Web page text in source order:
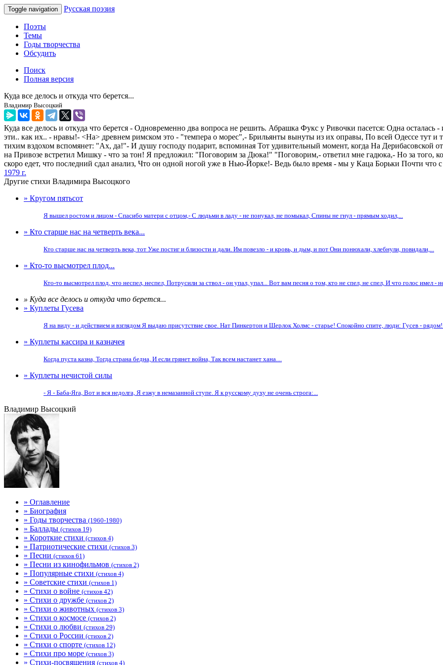
Toggle navigation Русская поэзия
Поэты
Темы
Годы творчества
Обсудить
Поиск
Полная версия
Куда все делось и откуда что берется...
Владимир Высоцкий
Куда все делось и откуда что берется - Одновременно два вопроса не решить. Абрашка Фукс у Ривочки пасется: Одна
эти.. как их.. - нравы!- <На> древнем римском это - "темпера о морес",- Брильянты вынуты из их оправы, По всей Одессе тут и
тихим вздохом вспомянет: "Ах, да!"- И душу господу подарит, вспоминая Тот удивительный момент, когда На Дерибасовской
на Привозе встретил Мишку - что за тон! Я предложил: "Поговорим за Дюка!" "Поговорим,- ответил мне гадюка,- Но за того,
скоро едет, что последний сдал анализ, Что он одной ногой уже в Нью-Йорке!- Ведь было время - мы у Каца Борьки Почти что
1979 г.
Другие стихи Владимира Высоцкого
» Кругом пятьсот
Я вышел ростом и лицом - Спасибо матери с отцом,- С людьми в ладу - не понукал, не помыкал, Спины не гнул - прямым ходил,...
» Кто старше нас на четверть века...
Кто старше нас на четверть века, тот Уже постиг и близости и дали. Им повезло - и кровь, и дым, и пот Они понюхали, хлебнули, повидали,...
» Кто-то высмотрел плод...
Кто-то высмотрел плод, что неспел, неспел, Потрусили за ствол - он упал, упал... Вот вам песня о том, кто не спел, не спел, И что голос имел -
» Куда все делось и откуда что берется...
» Куплеты Гусева
Я на виду - и действием и взглядом Я выдаю присутствие свое. Нат Пинкертон и Шерлок Холмс - старье! Спокойно спите, люди: Гусев -
» Куплеты кассира и казначея
Когда пуста казна, Тогда страна бедна, И если грянет война, Так всем настанет хана....
» Куплеты нечистой силы
- Я - Баба-Яга, Вот и вся недолга, Я езжу в немазанной ступе. Я к русскому духу не очень строга:...
Владимир Высоцкий
» Оглавление
» Биография
» Годы творчества (1960-1980)
» Баллады (стихов 19)
» Короткие стихи (стихов 4)
» Патриотические стихи (стихов 3)
» Песни (стихов 61)
» Песни из кинофильмов (стихов 2)
» Популярные стихи (стихов 4)
» Советские стихи (стихов 1)
» Стихи о войне (стихов 42)
» Стихи о дружбе (стихов 2)
» Стихи о животных (стихов 3)
» Стихи о космосе (стихов 2)
» Стихи о любви (стихов 29)
» Стихи о России (стихов 2)
» Стихи о спорте (стихов 12)
» Стихи про море (стихов 3)
» Стихи-посвящения (стихов 4)